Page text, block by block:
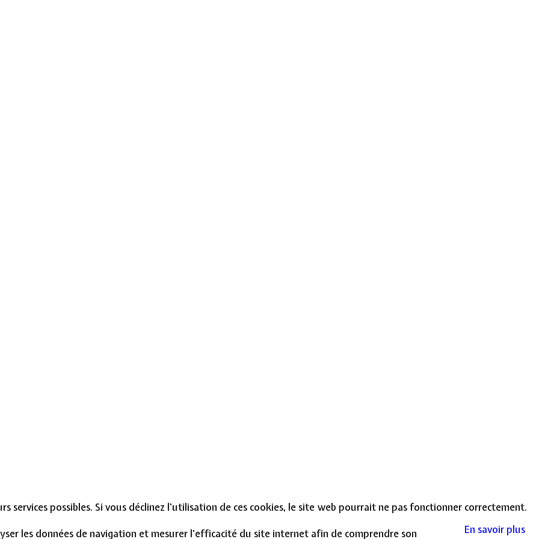
services possibles. Si vous déclinez l'utilisation de ces cookies, le site web pourrait ne pas fonctionner correctement.
En savoir plus
les données de navigation et mesurer l'efficacité du site internet afin de comprendre son